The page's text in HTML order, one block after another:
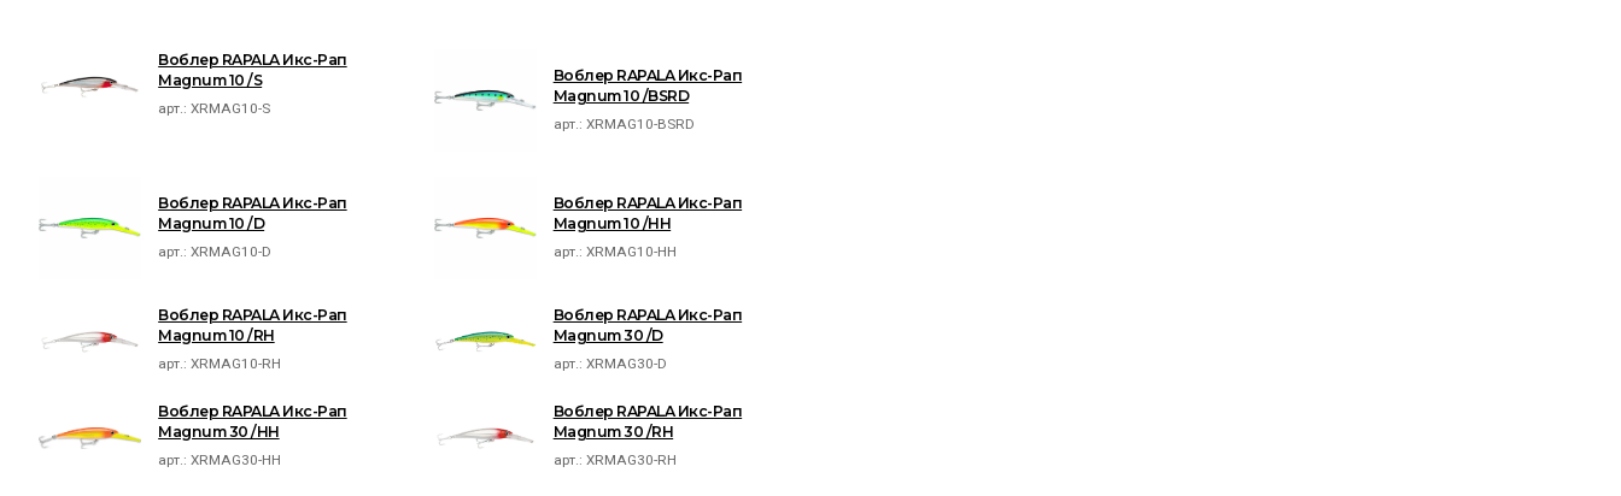
Воблер RAPALA Икс-Рап
Magnum 10 /S
арт.:XRMAG10-S
Воблер RAPALA Икс-Рап
Magnum 10 /BSRD
арт.: XRMAG10-BSRD
Воблер RAPALA Икс-Рап
Magnum 10 /D
арт.:XRMAG10-D
Воблер RAPALA Икс-Рап
Magnum 10 /HH
арт.: XRMAG10-HH
Воблер RAPALA Икс-Рап
Magnum 10 /RH
арт.:XRMAG10-RH
Воблер RAPALA Икс-Рап
Magnum 30 /D
арт.: XRMAG30-D
Воблер RAPALA Икс-Рап
Magnum 30 /HH
арт.:XRMAG30-HH
Воблер RAPALA Икс-Рап
Magnum 30 /RH
арт.: XRMAG30-RH